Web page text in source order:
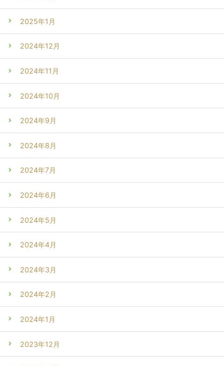
2025年1月
2024年12月
2024年11月
2024年10月
2024年9月
2024年8月
2024年7月
2024年6月
2024年5月
2024年4月
2024年3月
2024年2月
2024年1月
2023年12月